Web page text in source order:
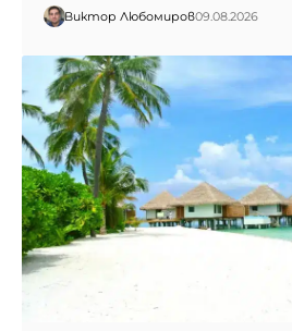
Виктор Любомиров09.08.2026